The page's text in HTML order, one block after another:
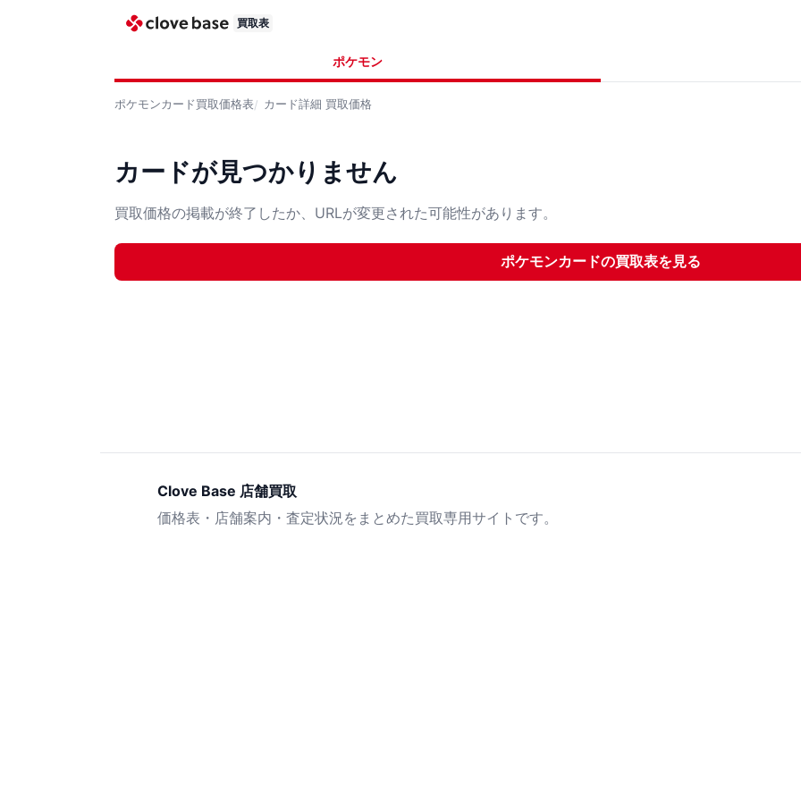
買取表
ポケモン
ポケモンカード買取価格表 カード詳細 買取価格
カードが見つかりません
買取価格の掲載が終了したか、URLが変更された可能性があります。
ポケモンカードの買取表を見る
Clove Base 店舗買取
価格表・店舗案内・査定状況をまとめた買取専用サイトです。